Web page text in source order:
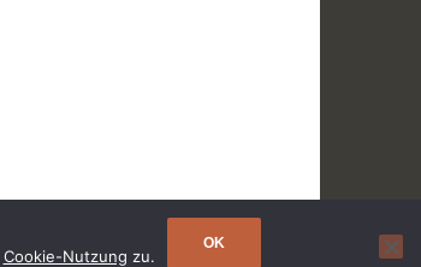
Cookie-Nutzung zu.
OK